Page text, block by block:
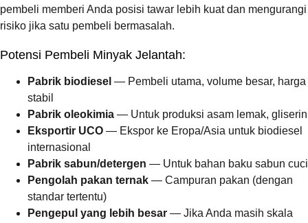
pembeli memberi Anda posisi tawar lebih kuat dan mengurangi
risiko jika satu pembeli bermasalah.
Potensi Pembeli Minyak Jelantah:
Pabrik biodiesel — Pembeli utama, volume besar, harga
stabil
Pabrik oleokimia — Untuk produksi asam lemak, gliserin
Eksportir UCO — Ekspor ke Eropa/Asia untuk biodiesel
internasional
Pabrik sabun/detergen — Untuk bahan baku sabun cuci
Pengolah pakan ternak — Campuran pakan (dengan
standar tertentu)
Pengepul yang lebih besar — Jika Anda masih skala